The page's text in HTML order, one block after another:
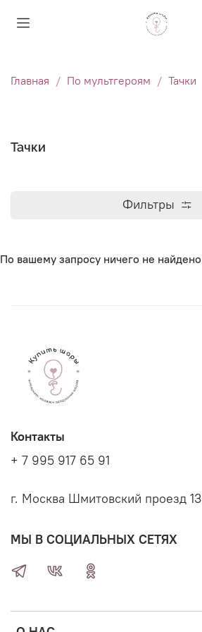
Главная По мультгероям Тачки
Тачки
Фильтры
По вашему запросу ничего не найдено
Контакты
+ 7 995 917 65 91
г. Москва Шмитовский проезд 13
МЫ В СОЦИАЛЬНЫХ СЕТЯХ